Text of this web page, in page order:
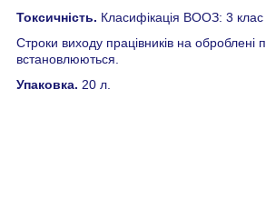
Токсичність. Класифікація ВООЗ: 3
Строки виходу працівників на
встановлюються.
Упаковка. 20 л.